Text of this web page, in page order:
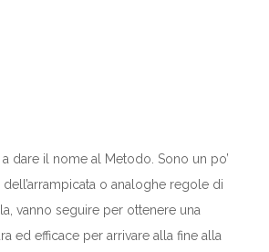
a dare il nome al Metodo. Sono un po’
o analoghe regole di
vanno seguire per ottenere una
ed efficace per arrivare alla fine alla